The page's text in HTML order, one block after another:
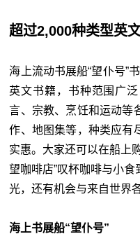
超过2,000种类型英
海上流动书展船“望仆号”
英文书籍，书种范围广
言、宗教、烹饪和运动等
作、地图集等，种类应有
实惠。大家还可以在船上
望咖啡店”叹杯咖啡与小
光，还有机会与来自世界
海上书展船“望仆号”